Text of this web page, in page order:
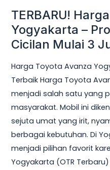
TERBARU!
Yogyakarta –
Cicilan Mulai 3
Harga Toyota Avanza
Terbaik Harga Toyota
menjadi salah satu yang
masyarakat. Mobil ini
sejuta umat yang irit,
berbagai kebutuhan. Di
menjadi pilihan favorit
Yogyakarta (OTR
Mulai
3
Jutaan